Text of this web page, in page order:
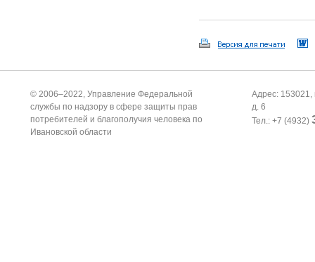
© 2006–2022, Управление Федеральной
службы по надзору в сфере защиты прав
потребителей и благополучия человека по
Ивановской области
Адрес: 153021,
д. 6
Тел.: +7 (4932)